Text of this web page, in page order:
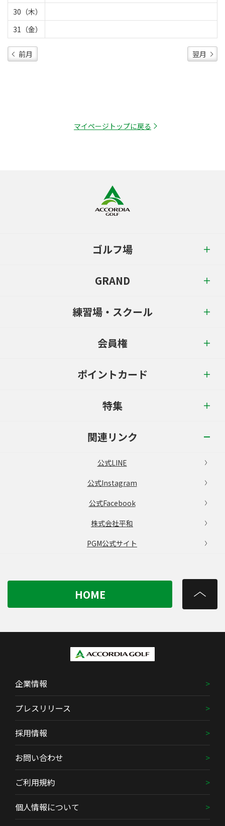
30（木）
31（金）
前月 翌月
マイページトップに戻る
ゴルフ場
GRAND
練習場・スクール
会員権
ポイントカード
特集
関連リンク
公式LINE
公式Instagram
公式Facebook
株式会社平和
PGM公式サイト
HOME
企業情報
プレスリリース
採用情報
お問い合わせ
ご利用規約
個人情報について